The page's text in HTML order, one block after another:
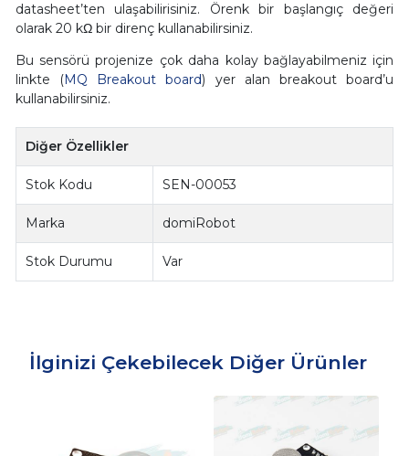
datasheet’ten ulaşabilirisiniz. Örenk bir başlangıç değeri
olarak 20 kΩ bir direnç kullanabilirsiniz.
Bu sensörü projenize çok daha kolay bağlayabilmeniz için
linkte (MQ Breakout board) yer alan breakout board’u
kullanabilirsiniz.
Diğer Özellikler
Stok Kodu SEN-00053
Marka domiRobot
Stok Durumu Var
İlginizi Çekebilecek Diğer Ürünler